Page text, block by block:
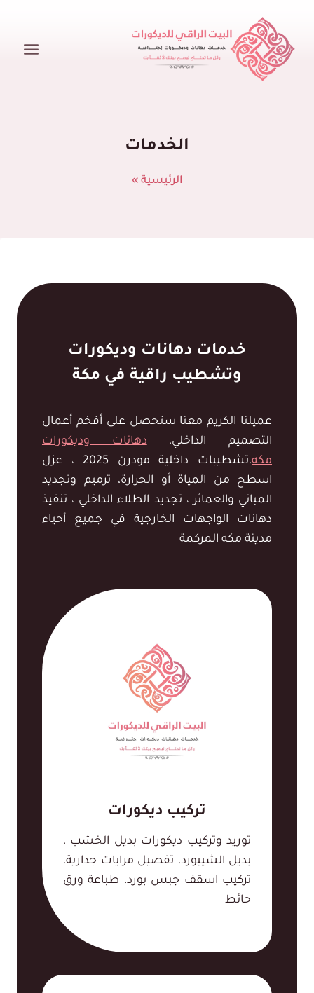
المحتوى
الخدمات
الرئيسية»
خدمات دهانات وديكورات
وتشطيب راقية في مكة
عميلنا الكريم معنا ستحصل على أفخم أعمال
التصميم الداخلي،دهانات وديكورات
مكه
،تشطيبات داخلية مودرن 2025 ، عزل
اسطح من المياة أو الحرارة، ترميم وتجديد
المباني والعمائر ، تجديد الطلاء الداخلي ، تنفيذ
دهانات الواجهات الخارجية في جميع أحياء
مدينة مكه المركمة
تركيب ديكورات
توريد وتركيب ديكورات بديل الخشب ،
بديل الشيبورد، تفصيل مرايات جدارية،
تركيب اسقف جبس بورد، طباعة ورق
حائط